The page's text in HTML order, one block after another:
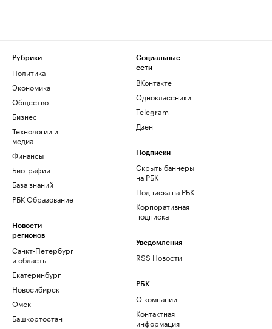
Рубрики
Политика
Экономика
Общество
Бизнес
Технологии и
медиа
Финансы
Биографии
База знаний
РБК Образование
Новости
регионов
Санкт-Петербург
и область
Екатеринбург
Новосибирск
Омск
Башкортостан
Социальные
сети
ВКонтакте
Одноклассники
Telegram
Дзен
Подписки
Скрыть баннеры
на РБК
Подписка на РБК
Корпоративная
подписка
Уведомления
RSS Новости
РБК
О компании
Контактная
информация